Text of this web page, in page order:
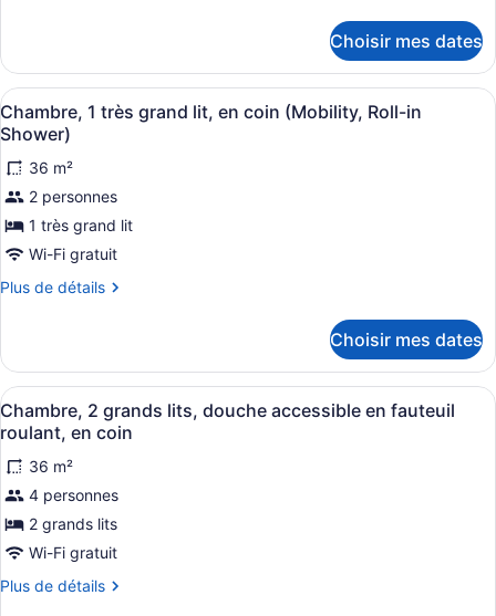
très
grand
lit
(Mobility,
Roll-
in
Shower)
Chambre,
très
grand
lit
(Mobility,
Roll-
in
Shower)
Choisir mes dates
Afficher
toutes
les
photos
pour
ce
type
de
chambre :
1
très
grand
lit,
en
coin
(Mobility,
Roll-
in
Shower)
Une chambre d’hôtel moderne,
4
Chambre, 1 très grand lit, en coin (Mobility, Roll-in
Shower)
36 m²
2 personnes
1 très grand lit
Wi-Fi gratuit
Plus de détails
Plus
Chambre,
très
grand
lit,
en
coin
(Mobility,
Roll-
in
Shower)
Choisir mes dates
Afficher
toutes
les
photos
pour
ce
type
de
chambre :
Une chambre d’hôtel avec deux
7
Chambre, 2 grands lits, douche accessible en fauteuil
roulant, en coin
36 m²
4 personnes
2 grands lits
Wi-Fi gratuit
Plus de détails
Plus